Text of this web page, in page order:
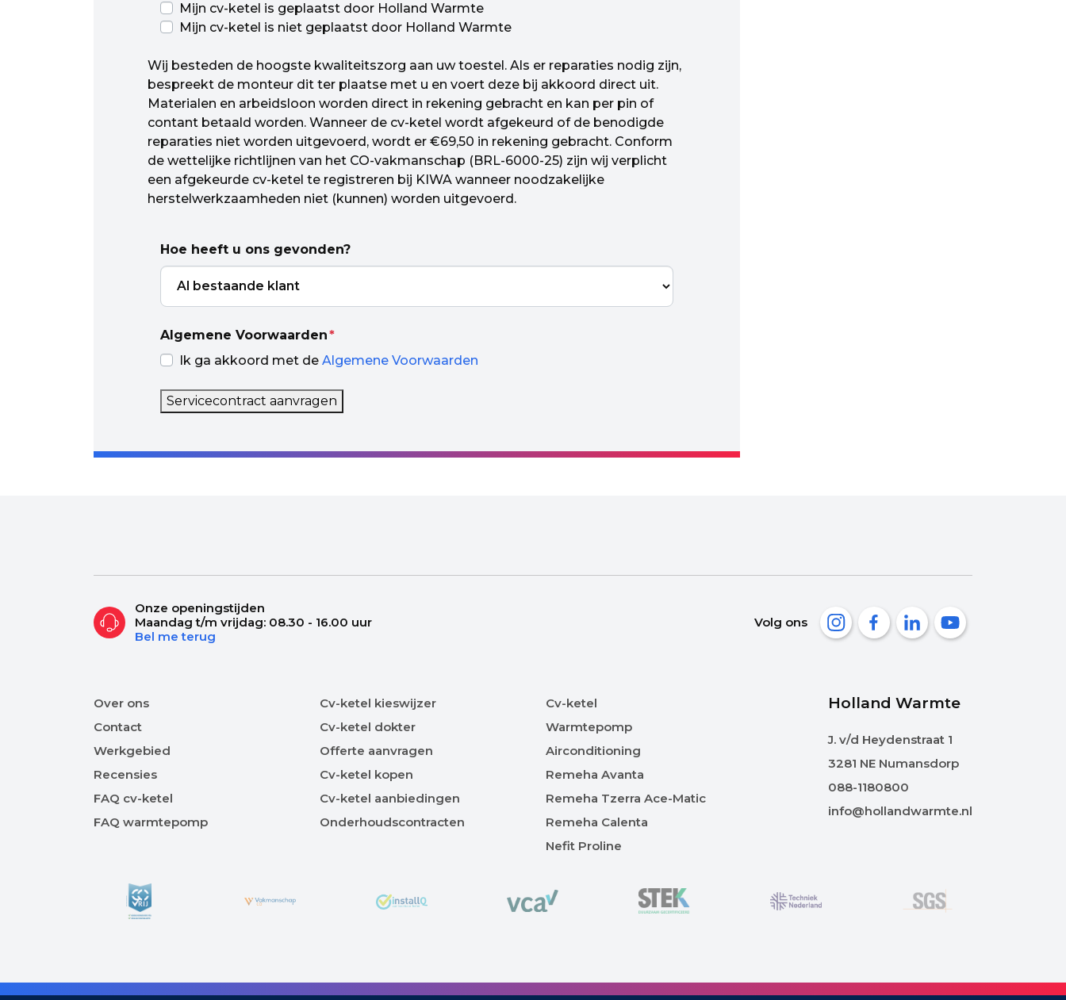
Mijn cv-ketel is geplaatst door Holland Warmte
Mijn cv-ketel is niet geplaatst door Holland Warmte
Wij besteden de hoogste kwaliteitszorg aan uw toestel. Als er reparaties nodig zijn,
bespreekt de monteur dit ter plaatse met u en voert deze bij akkoord direct uit.
Materialen en arbeidsloon worden direct in rekening gebracht en kan per pin of
contant betaald worden. Wanneer de cv-ketel wordt afgekeurd of de benodigde
reparaties niet worden uitgevoerd, wordt er €69,50 in rekening gebracht. Conform
de wettelijke richtlijnen van het CO-vakmanschap (BRL-6000-25) zijn wij verplicht
een afgekeurde cv-ketel te registreren bij KIWA wanneer noodzakelijke
herstelwerkzaamheden niet (kunnen) worden uitgevoerd.
Hoe heeft u ons gevonden?
Algemene Voorwaarden*
Ik ga akkoord met de Algemene Voorwaarden
Servicecontract aanvragen
Onze openingstijden
Maandag t/m vrijdag: 08.30 - 16.00 uur
Bel me terug
Volg ons
Over ons
Contact
Werkgebied
Recensies
FAQ cv-ketel
FAQ warmtepomp
Cv-ketel kieswijzer
Cv-ketel dokter
Offerte aanvragen
Cv-ketel kopen
Cv-ketel aanbiedingen
Onderhoudscontracten
Cv-ketel
Warmtepomp
Airconditioning
Remeha Avanta
Remeha Tzerra Ace-Matic
Remeha Calenta
Nefit Proline
Holland Warmte
J. v/d Heydenstraat 1
3281 NE Numansdorp
088-1180800
info@hollandwarmte.nl